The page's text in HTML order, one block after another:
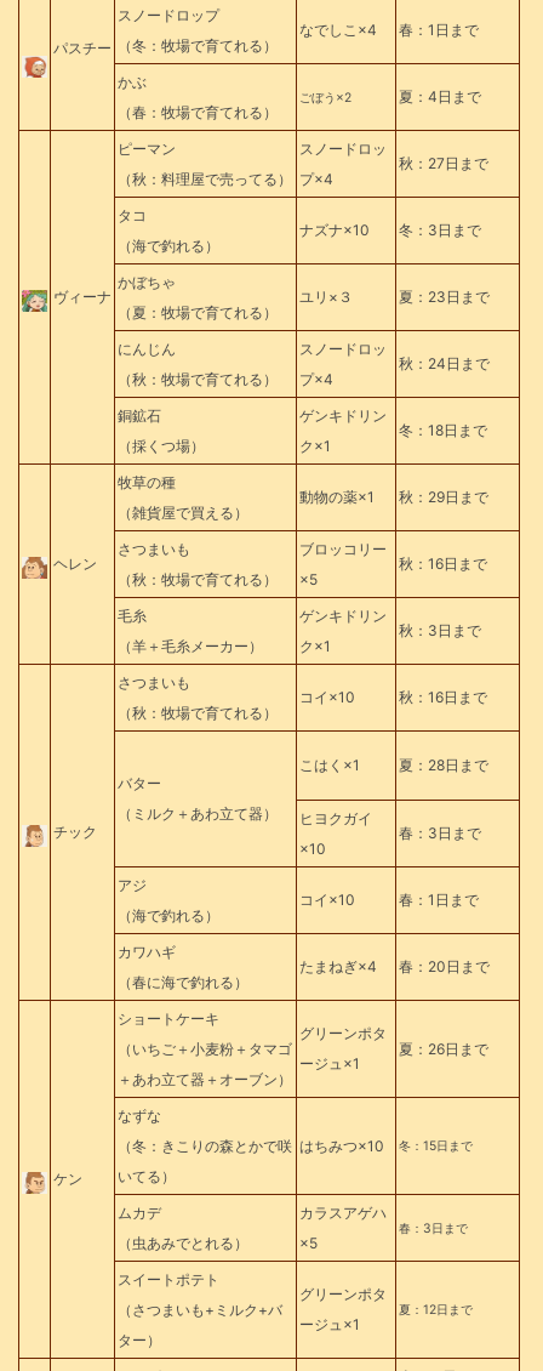
パスチー
スノードロップ
（冬：牧場で育てれる）
なでしこ×4 春：1日まで
かぶ
（春：牧場で育てれる）
ごぼう×2 夏：4日まで
ヴィーナ
ピーマン
（秋：料理屋で売ってる）
スノードロッ
プ×4
秋：27日まで
タコ
（海で釣れる）
ナズナ×10 冬：3日まで
かぼちゃ
（夏：牧場で育てれる）
ユリ×３ 夏：23日まで
にんじん
（秋：牧場で育てれる）
スノードロッ
プ×4
秋：24日まで
銅鉱石
（採くつ場）
ゲンキドリン
ク×1
冬：18日まで
ヘレン
牧草の種
（雑貨屋で買える）
動物の薬×1 秋：29日まで
さつまいも
（秋：牧場で育てれる）
ブロッコリー
×5
秋：16日まで
毛糸
（羊＋毛糸メーカー）
ゲンキドリン
ク×1
秋：3日まで
チック
さつまいも
（秋：牧場で育てれる）
コイ×10 秋：16日まで
バター
（ミルク＋あわ立て器）
こはく×1 夏：28日まで
ヒヨクガイ
×10
春：3日まで
アジ
（海で釣れる）
コイ×10 春：1日まで
カワハギ
（春に海で釣れる）
たまねぎ×4 春：20日まで
ケン
ショートケーキ
（いちご＋小麦粉＋タマゴ
＋あわ立て器＋オーブン）
グリーンポタ
ージュ×1
夏：26日まで
なずな
（冬：きこりの森とかで咲
いてる）
はちみつ×10 冬：15日まで
ムカデ
（虫あみでとれる）
カラスアゲハ
×5
春：3日まで
スイートポテト
（さつまいも+ミルク+バ
ター）
グリーンポタ
ージュ×1
夏：12日まで